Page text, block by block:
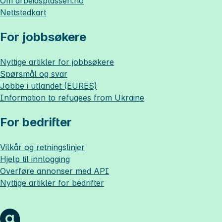
Nettstedkart
For jobbsøkere
Nyttige artikler for jobbsøkere
Spørsmål og svar
Jobbe i utlandet (EURES)
Information to refugees from Ukraine
For bedrifter
Vilkår og retningslinjer
Hjelp til innlogging
Overføre annonser med API
Nyttige artikler for bedrifter